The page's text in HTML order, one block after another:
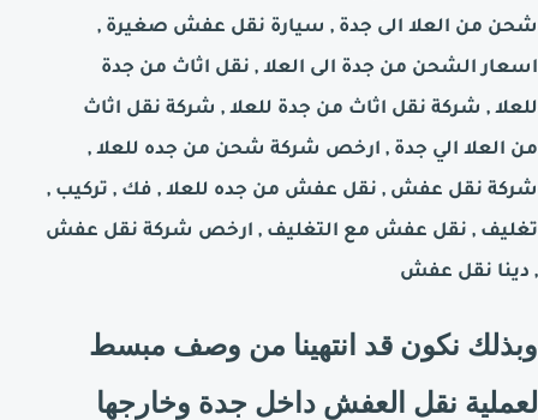
شحن من العلا الى جدة , سيارة نقل عفش صغيرة ,
اسعار الشحن من جدة الى العلا , نقل اثاث من جدة
للعلا , شركة نقل اثاث من جدة للعلا , شركة نقل اثاث
من العلا الي جدة , ارخص شركة شحن من جده للعلا ,
شركة نقل عفش , نقل عفش من جده للعلا , فك , تركيب ,
تغليف , نقل عفش مع التغليف , ارخص شركة نقل عفش
, دينا نقل عفش
وبذلك نكون قد انتهينا من وصف مبسط
لعملية نقل العفش داخل جدة وخارجها